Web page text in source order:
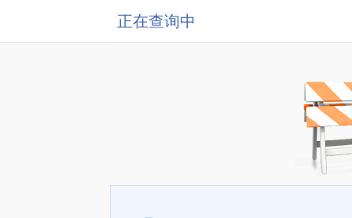
正在查询中